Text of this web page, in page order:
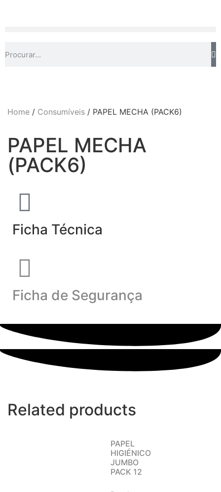
Home / Consumíveis / PAPEL MECHA (PACK6)
PAPEL MECHA
(PACK6)
Ficha Técnica
Ficha de Segurança
Related products
PAPEL
HIGIÉNICO
JUMBO
PACK 12